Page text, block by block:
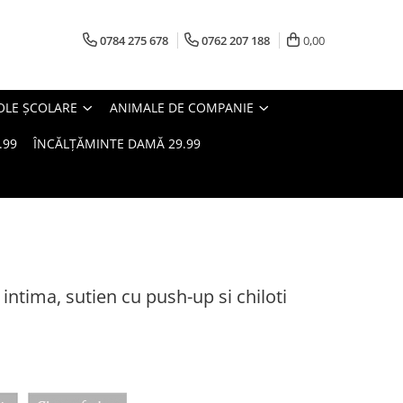
0784 275 678 0762 207 188 0,00
ȘCOLARE ANIMALE DE COMPANIE
ÎNCĂLȚĂMINTE DAMĂ 29.99
sutien cu push-up si chiloti